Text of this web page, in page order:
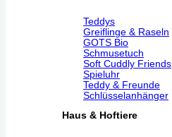
Teddys
Greiflinge & Raseln
GOTS Bio
Schmusetuch
Soft Cuddly Friends
Spieluhr
Teddy & Freunde
Schlüsselanhänger
Haus & Hoftiere